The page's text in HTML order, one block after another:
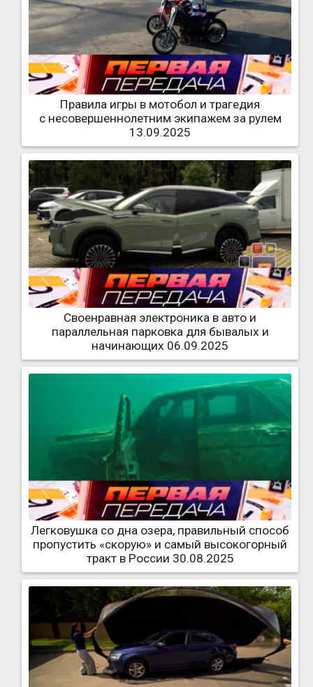
Правила игры в мотобол и трагедия
с несовершеннолетним экипажем за рулем
13.09.2025
Своенравная электроника в авто и
параллельная парковка для бывалых и
начинающих 06.09.2025
Легковушка со дна озера, правильный способ
пропустить «скорую» и самый высокогорный
тракт в России 30.08.2025